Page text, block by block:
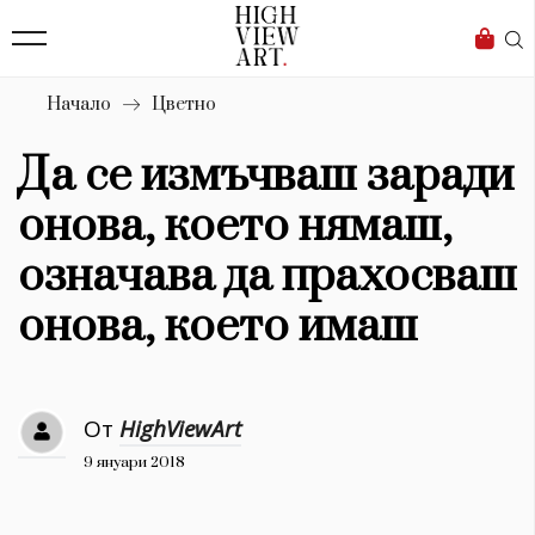
Бизнес
Мода
Dialogue
Изкуство
4340
Красота
777
Дизайн
1272
Начало Цветно
Да се измъчваш заради
онова, което нямаш,
означава да прахосваш
онова, което имаш
От HighViewArt
9 януари 2018